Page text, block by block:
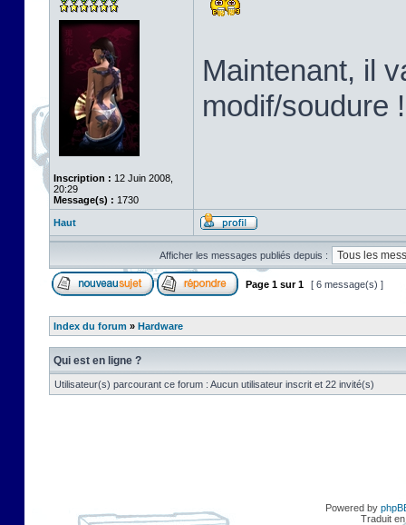
Inscription : 12 Juin 2008,
20:29
Message(s) : 1730
Maintenant, il
modif/soudure
Haut
Afficher les messages publiés depuis :
Page 1 sur1 [ 6 message(s) ]
Index du forum » Hardware
Qui est en ligne ?
Utilisateur(s) parcourant ce forum : Aucun utilisateur inscrit et 22 invité(s)
Powered by
Traduit